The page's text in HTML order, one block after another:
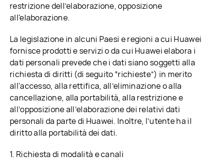
restrizione dell’elaborazione, opposizione
all'elaborazione.
La legislazione in alcuni Paesi e regioni a cui Huawei
fornisce prodotti e servizi o da cui Huawei elabora i
dati personali prevede che i dati siano soggetti alla
richiesta di diritti (di seguito “richieste”) in merito
all'accesso, alla rettifica, all’eliminazione o alla
cancellazione, alla portabilità, alla restrizione e
all’opposizione all’elaborazione dei relativi dati
personali da parte di Huawei. Inoltre, l’utente ha il
diritto alla portabilità dei dati.
1. Richiesta di modalità e canali